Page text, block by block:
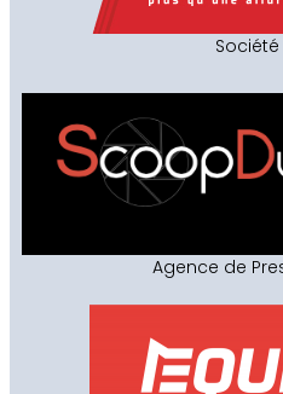
Société
Agence de